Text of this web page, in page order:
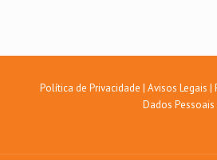
Política de Privacidade | Avisos Legais |
Dados Pessoais